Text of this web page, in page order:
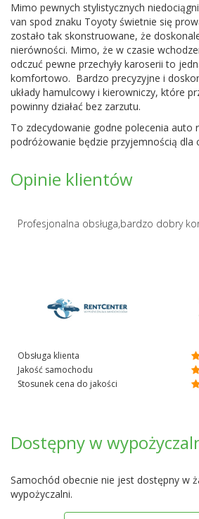
Mimo pewnych stylistycznych
van spod znaku Toyoty świetnie się
zostało tak skonstruowane, że
nierówności. Mimo, że w czasie
odczuć pewne przechyły karoserii to
komfortowo. Bardzo precyzyjne i
układy hamulcowy i kierowniczy, które
powinny działać bez zarzutu.
To zdecydowanie godne polecenia auto
podróżowanie będzie przyjemnością dla
Opinie klientów
Profesjonalna obsługa,bardzo dobry
Obsługa klienta
Jakość samochodu
Stosunek cena do jakości
Dostępny w
Samochód obecnie nie jest dostępny w
wypożyczalni.